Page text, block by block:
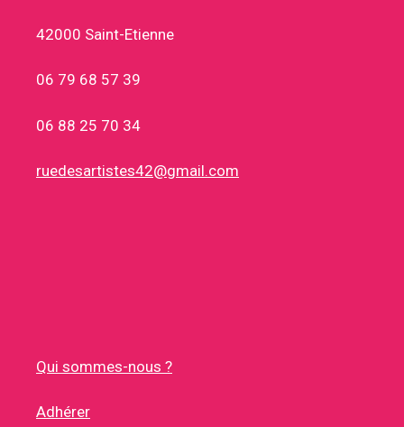
42000 Saint-Etienne
06 79 68 57 39
06 88 25 70 34
ruedesartistes42@gmail.com
Qui sommes-nous ?
Adhérer